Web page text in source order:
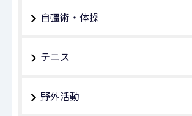
自彊術・体操
テニス
野外活動